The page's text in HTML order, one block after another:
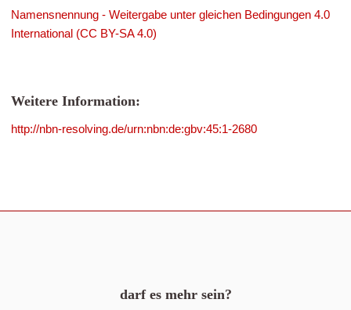
Namensnennung - Weitergabe unter gleichen Bedingungen 4.0
International (CC BY-SA 4.0)
Weitere Information:
http://nbn-resolving.de/urn:nbn:de:gbv:45:1-2680
darf es mehr sein?